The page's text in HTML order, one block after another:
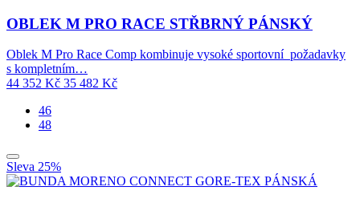
OBLEK M PRO RACE STŘBRNÝ PÁNSKÝ
Oblek M Pro Race Comp kombinuje vysoké sportovní požadavky
s kompletním…
44 352 Kč 35 482 Kč
46
48
Sleva 25%